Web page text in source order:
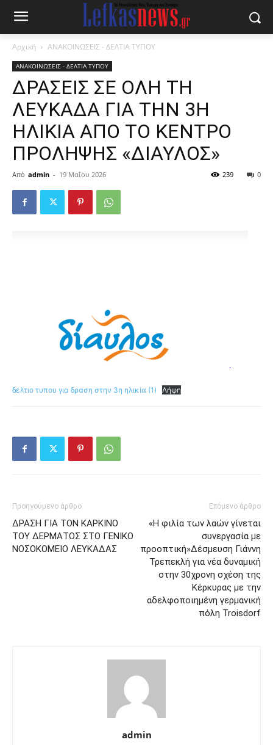
Αρχική ΑΝΑΚΟΙΝΩΣΕΙΣ - ΔΕΛΤΙΑ ΤΥΠΟΥ
ΑΝΑΚΟΙΝΩΣΕΙΣ - ΔΕΛΤΙΑ ΤΥΠΟΥ
ΔΡΑΣΕΙΣ ΣΕ ΟΛΗ ΤΗ
ΛΕΥΚΑΔΑ ΓΙΑ ΤΗΝ 3Η
ΗΛΙΚΙΑ ΑΠΟ ΤΟ ΚΕΝΤΡΟ
ΠΡΟΛΗΨΗΣ «ΔΙΑΥΛΟΣ»
Από admin - 19 Μαΐου 2026 0
239
δελτιο τυπου για δραση στην 3η ηλικία (1) Λήψη
Προηγούμενο άρθρο
ΔΡΑΣΗ ΓΙΑ ΤΟΝ ΚΑΡΚΙΝΟ
ΤΟΥ ΔΕΡΜΑΤΟΣ ΣΤΟ ΓΕΝΙΚΟ
ΝΟΣΟΚΟΜΕΙΟ ΛΕΥΚΑΔΑΣ
Επόμενο άρθρο
«Η φιλία των λαών γίνεται
συνεργασία με
προοπτική»Δέσμευση Γιάννη
Τρεπεκλή για νέα δυναμική
στην 30χρονη σχέση της
Κέρκυρας με την
αδελφοποιημένη γερμανική
πόλη Troisdorf
admin